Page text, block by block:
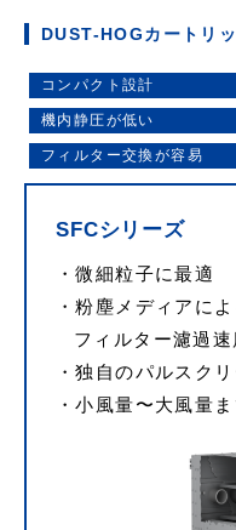
DUST-HOGカートリ
コンパクト設計
機内静圧が低い
フィルター交換が容易
SFCシリーズ
微細粒子に最適
粉塵メディアによ
フィルター濾過
独自のパルスク
小風量〜大風量